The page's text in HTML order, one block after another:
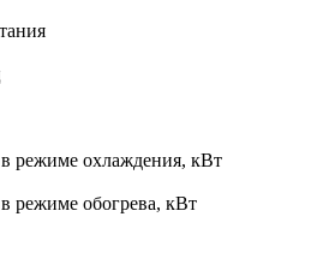
режиме охлаждения, кВт
режиме обогрева, кВт